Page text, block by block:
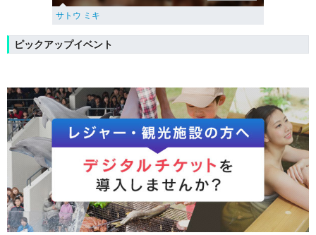
サトウ ミキ
ピックアップイベント